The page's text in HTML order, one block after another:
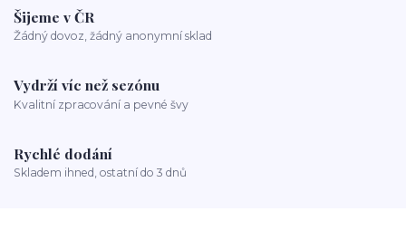
Šijeme v ČR
Žádný dovoz, žádný anonymní sklad
Vydrží víc než sezónu
Kvalitní zpracování a pevné švy
Rychlé dodání
Skladem ihned, ostatní do 3 dnů